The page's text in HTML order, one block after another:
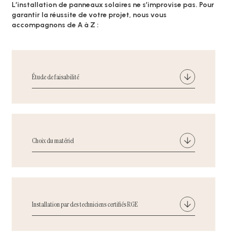
L’installation de panneaux solaires ne s’improvise pas. Pour
garantir la réussite de votre projet, nous vous
accompagnons de A à Z :
Étude de faisabilité
Choix du matériel
Installation par des techniciens certifiés RGE